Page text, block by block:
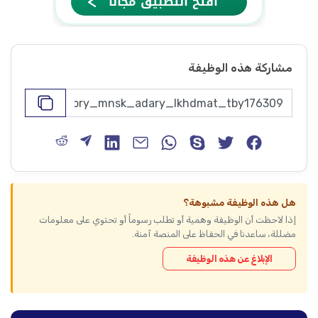
مشاركة هذه الوظيفة
هل هذه الوظيفة مشبوهة؟
إذا لاحظت أن الوظيفة وهمية أو تطلب رسوماً أو تحتوي على معلومات
مضللة، ساعدنا في الحفاظ على المنصة آمنة.
الإبلاغ عن هذه الوظيفة